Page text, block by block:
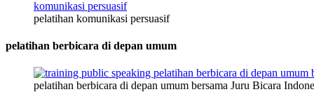
pelatihan komunikasi persuasif
pelatihan berbicara di depan umum
pelatihan berbicara di depan umum bersama Juru Bicara